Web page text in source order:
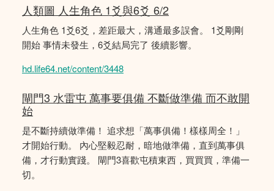
人類圖 人生角色 1爻與6爻 6/2
人生角色 1爻6爻，差距最大，溝通最多誤會。 1爻剛剛
開始 事情未發生，6爻結局完了 後續影響。
hd.life64.net/content/3448
閘門3 水雷屯 萬事要俱備 不斷做準備 而不敢開
始
是不斷持續做準備！ 追求想「萬事俱備！樣樣周全！」
才開始行動。 內心堅毅忍耐，暗地做準備，直到萬事俱
備，才行動實踐。 閘門3喜歡屯積東西，買買買，準備一
切。